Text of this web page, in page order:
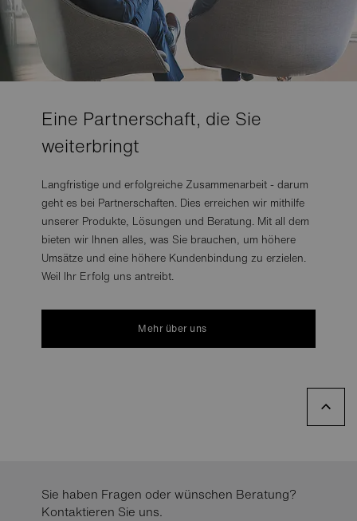
Eine Partnerschaft, die Sie
weiterbringt
Langfristige und erfolgreiche Zusammenarbeit - darum
geht es bei Partnerschaften. Dies erreichen wir mithilfe
unserer Produkte, Lösungen und Beratung. Mit all dem
bieten wir Ihnen alles, was Sie brauchen, um höhere
Umsätze und eine höhere Kundenbindung zu erzielen.
Weil Ihr Erfolg uns antreibt.
Mehr über uns
Sie haben Fragen oder wünschen Beratung?
Kontaktieren Sie uns.